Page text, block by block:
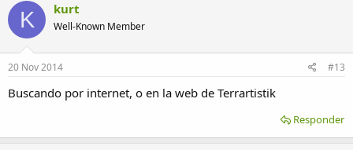
K kurt
Well-Known Member
20 Nov 2014 #13
Buscando por internet, o en la web de Terrartistik
Responder